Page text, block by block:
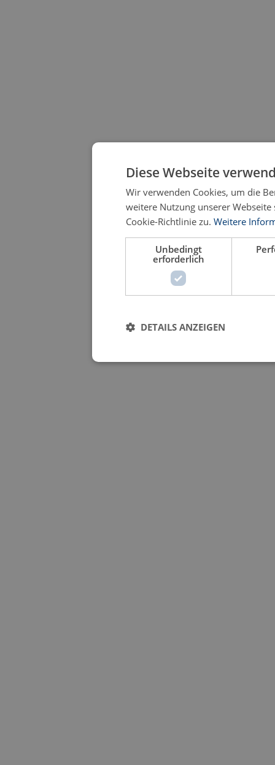
Diese Webseite
Wir verwenden Cookies, um die
weitere Nutzung unserer
Cookie-Richtlinie zu. Weitere
Unbedingt
erforderlich
DETAILS ANZEIGEN